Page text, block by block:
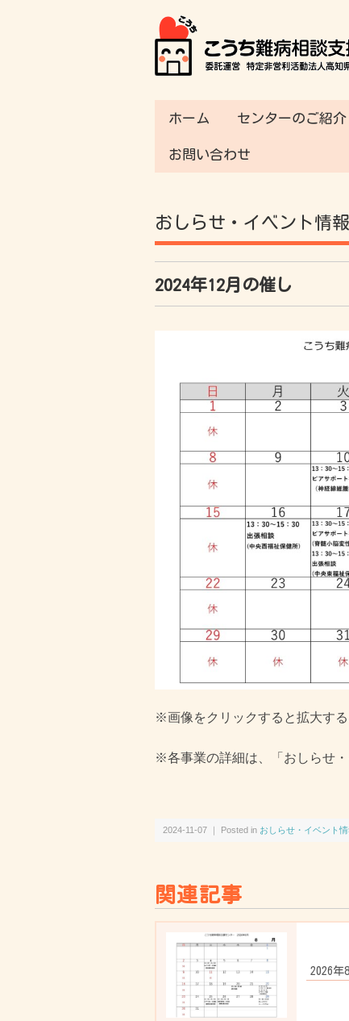
ホーム センターのご紹介
お問い合わせ
おしらせ・イベント情報
2024年12月の催し
※画像をクリックすると拡大する
※各事業の詳細は、「おしらせ
2024-11-07 ｜ Posted in おしらせ・イベント情
関連記事
2026年